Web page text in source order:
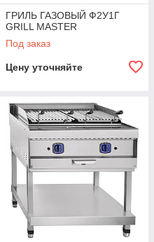
ГРИЛЬ ГАЗОВЫЙ Ф2У1Г
GRILL MASTER
Под заказ
Цену уточняйте